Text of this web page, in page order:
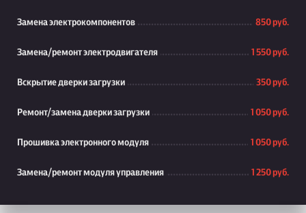
Замена электрокомпонентов 850 руб.
Замена/ремонт электродвигателя 1 550 руб.
Вскрытие дверки загрузки 350 руб.
Ремонт/замена дверки загрузки 1 050 руб.
Прошивка электронного модуля 1 050 руб.
Замена/ремонт модуля управления 1 250 руб.